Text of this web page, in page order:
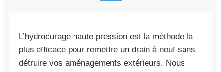
L’hydrocurage haute pression est la méthode la
plus efficace pour remettre un drain à neuf sans
détruire vos aménagements extérieurs. Nous